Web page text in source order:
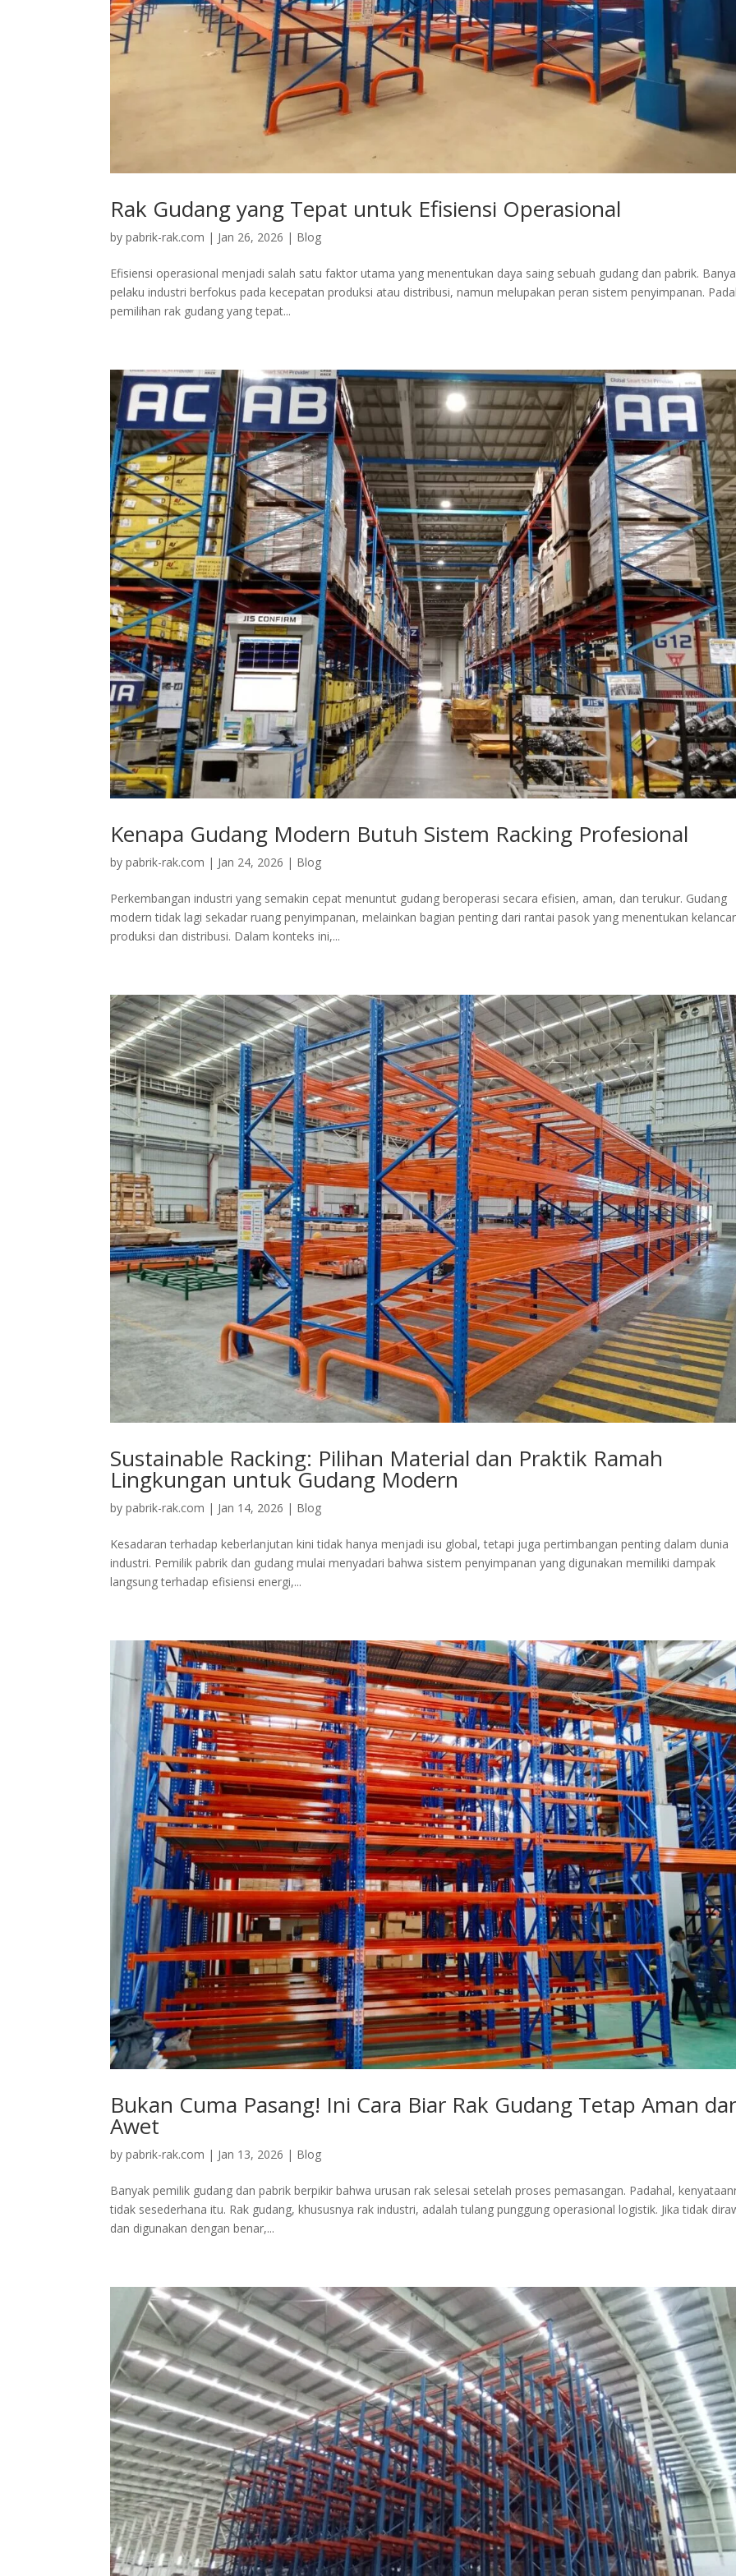
Rak Gudang yang Tepat untuk Efisiensi Operasional
bypabrik-rak.com | Jan 26, 2026 | Blog
Efisiensi operasional menjadi salah satu faktor utama yang menentukan daya saing sebuah gudang dan pabrik.
pelaku industri berfokus pada kecepatan produksi atau distribusi, namun melupakan peran sistem penyimpanan.
pemilihan rak gudang yang tepat...
Kenapa Gudang Modern Butuh Sistem Racking Profesional
bypabrik-rak.com | Jan 24, 2026 | Blog
Perkembangan industri yang semakin cepat menuntut gudang beroperasi secara efisien, aman, dan terukur. Gudang
modern tidak lagi sekadar ruang penyimpanan, melainkan bagian penting dari rantai pasok yang menentukan
produksi dan distribusi. Dalam konteks ini,...
Sustainable Racking: Pilihan Material dan Praktik Ramah
Lingkungan untuk Gudang Modern
bypabrik-rak.com | Jan 14, 2026 | Blog
Kesadaran terhadap keberlanjutan kini tidak hanya menjadi isu global, tetapi juga pertimbangan penting dalam dunia
industri. Pemilik pabrik dan gudang mulai menyadari bahwa sistem penyimpanan yang digunakan memiliki dampak
langsung terhadap efisiensi energi,...
Bukan Cuma Pasang! Ini Cara Biar Rak Gudang Tetap Aman
Awet
bypabrik-rak.com | Jan 13, 2026 | Blog
Banyak pemilik gudang dan pabrik berpikir bahwa urusan rak selesai setelah proses pemasangan. Padahal,
tidak sesederhana itu. Rak gudang, khususnya rak industri, adalah tulang punggung operasional logistik. Jika tidak
dan digunakan dengan benar,...